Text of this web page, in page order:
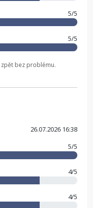
5/5
5/5
bez problému.
26.07.2026 16:38
5/5
4/5
4/5